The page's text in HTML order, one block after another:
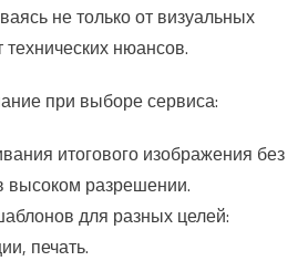
не только от визуальных
нюансов.
при выборе сервиса:
итогового изображения без
высоком разрешении.
для разных целей:
печать.